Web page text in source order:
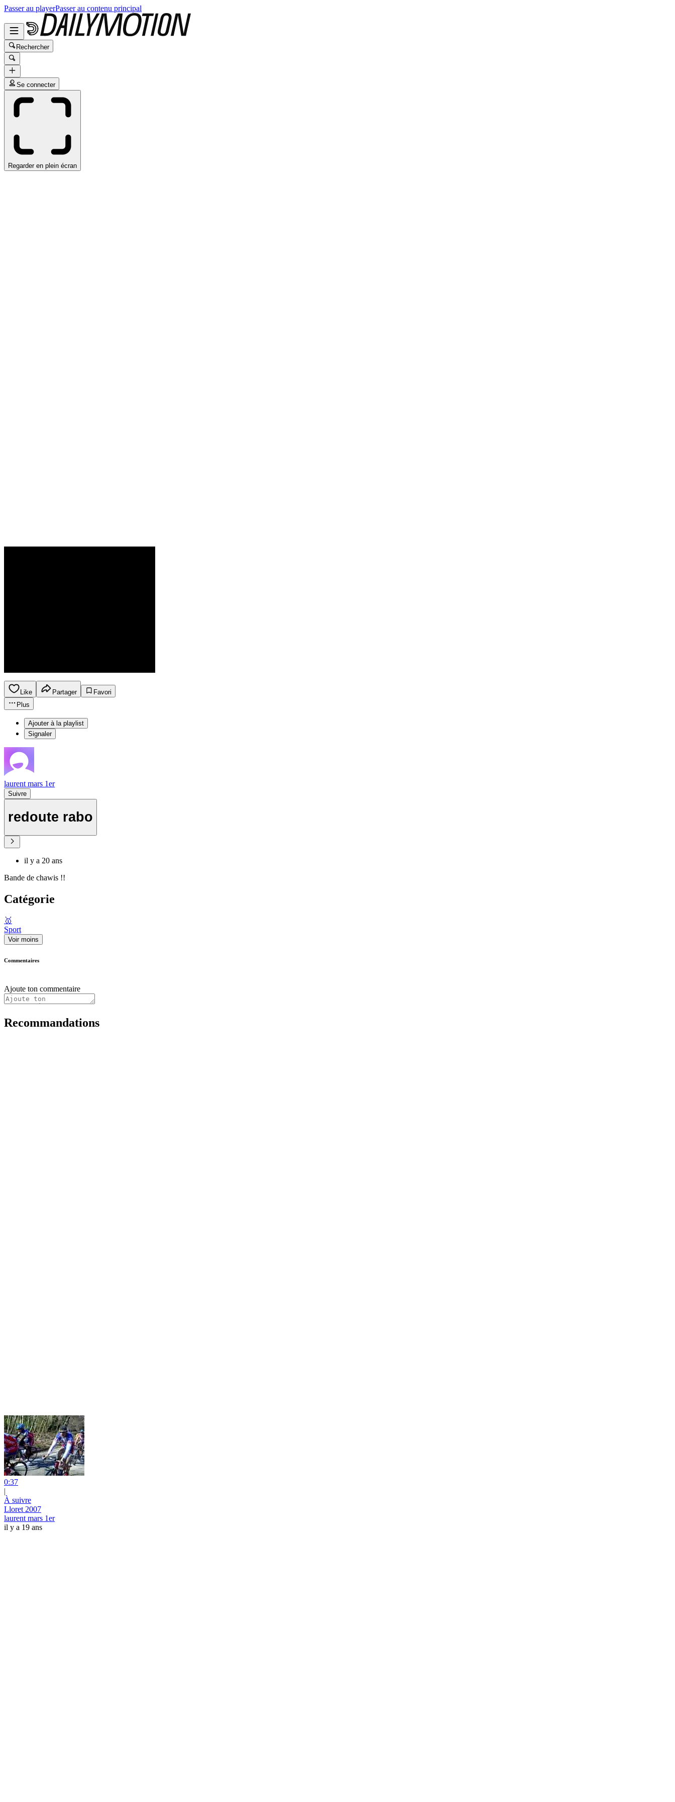
Passer au playerPasser au contenu principal
Rechercher
Se connecter
Regarder en plein écran
Like Partager
Favori
Plus
Ajouter à la playlist
Signaler
laurent mars 1er
Suivre
redoute rabo
il y a 20 ans
Bande de chawis !!
Catégorie
🥇
Sport
Voir moins
Commentaires
Ajoute ton commentaire
Recommandations
0:37
|
À suivre
Lloret 2007
laurent mars 1er
il y a 19 ans